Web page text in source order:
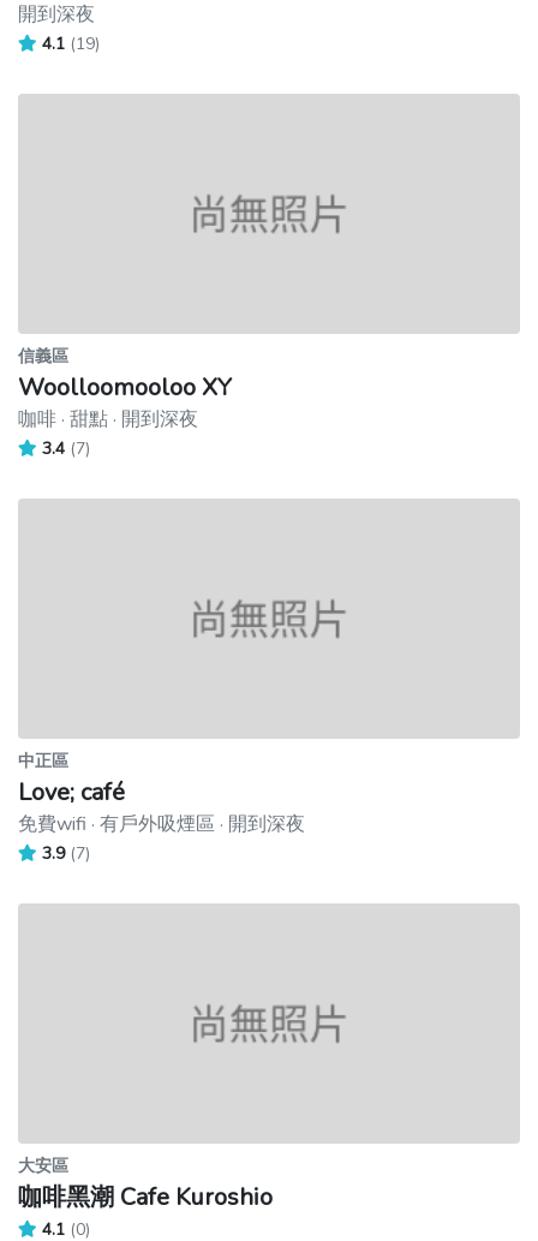
開到深夜
4.1 (19)
信義區
Woolloomooloo XY
咖啡 · 甜點 · 開到深夜
3.4 (7)
中正區
Love; café
免費wifi · 有戶外吸煙區 · 開到深夜
3.9 (7)
大安區
咖啡黑潮 Cafe Kuroshio
4.1 (0)